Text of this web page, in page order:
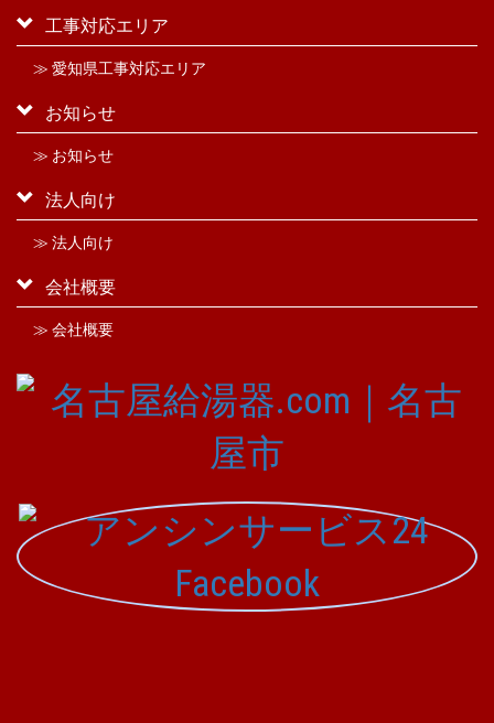
工事対応エリア
≫ 愛知県工事対応エリア
お知らせ
≫ お知らせ
法人向け
≫ 法人向け
会社概要
≫ 会社概要